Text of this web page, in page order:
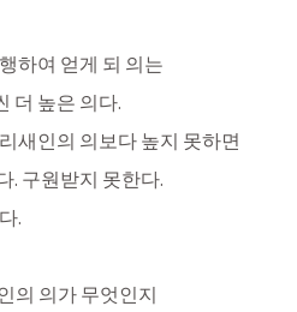
하여 얻게 되 의는
더 높은 의다.
새인의 의보다 높지 못하면
. 구원받지 못한다.
.
의 의가 무엇인지